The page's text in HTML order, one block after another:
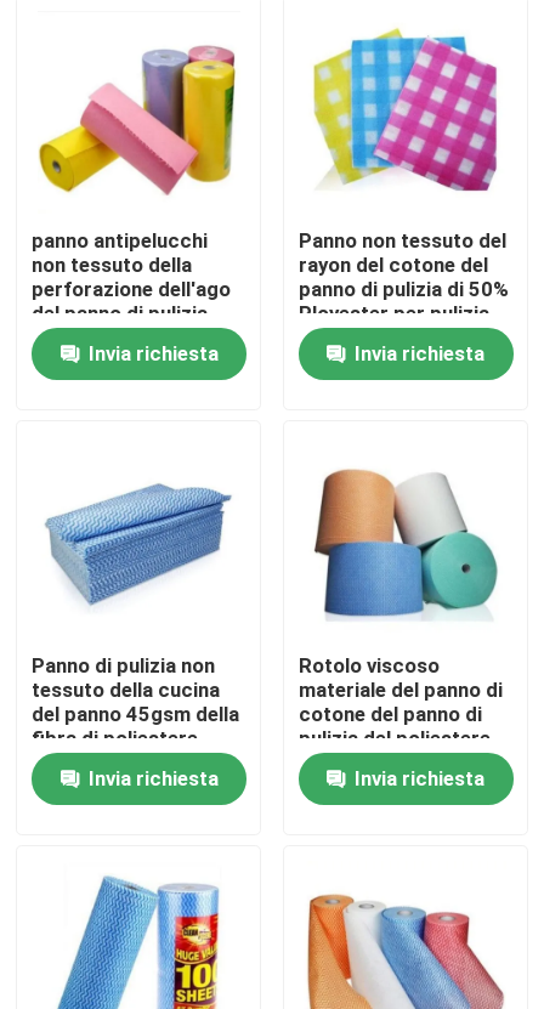
Casa
Prodotti
Fatory Tour
Controllo di qualità
Contattaci
Richiedere un preventivo
Fibra in fiocco di poliestere riciclato
Fibra in fiocco di polipropilene
panno antipelucchi
non tessuto della
perforazione dell'ago
del panno di pulizia
150gsm con i colori
Invia richiesta
Panno non tessuto del
rayon del cotone del
panno di pulizia di 50%
Ployester per pulizia
della cucina
Invia richiesta
Panno di pulizia non
tessuto della cucina
del panno 45gsm della
fibra di poliestere
Invia richiesta
Rotolo viscoso
materiale del panno di
cotone del panno di
pulizia del poliestere
GRS
Invia richiesta